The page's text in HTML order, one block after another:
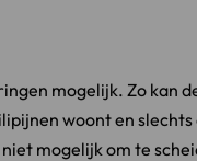
mogelijk. Zo kan
woont en slechts
mogelijk om te